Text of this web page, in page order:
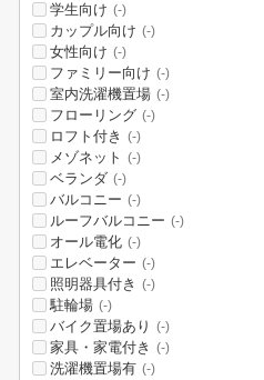
学生向け (-)
カップル向け (-)
女性向け (-)
ファミリー向け (-)
室内洗濯機置場 (-)
フローリング (-)
ロフト付き (-)
メゾネット (-)
ベランダ (-)
バルコニー (-)
ルーフバルコニー (-)
オール電化 (-)
エレベーター (-)
照明器具付き (-)
駐輪場 (-)
バイク置場あり (-)
家具・家電付き (-)
洗濯機置場有 (-)